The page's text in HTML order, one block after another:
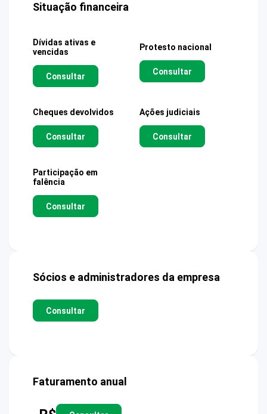
Situação financeira
Dívidas ativas e
vencidas
Consultar
Protesto nacional
Consultar
Cheques devolvidos
Consultar
Ações judiciais
Consultar
Participação em
falência
Consultar
Sócios e administradores da empresa
Consultar
Faturamento anual